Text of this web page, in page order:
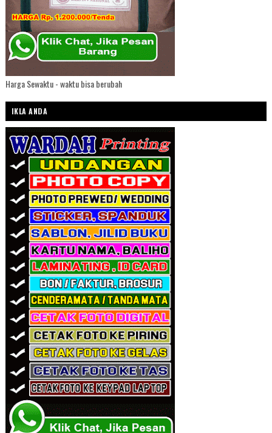
Harga Sewaktu - waktu bisa berubah
IKLA ANDA